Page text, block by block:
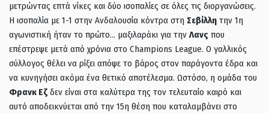
μετρώντας επτά νίκες και δύο ισοπαλίες σε όλες τις διοργανώσεις.
Η ισοπαλία με 1-1 στην Ανδαλουσία κόντρα στη Σεβίλλη την 1η
αγωνιστική ήταν το πρώτο… μαξιλαράκι για την Λανς που
επέστρεψε μετά από χρόνια στο Champions League. Ο γαλλικός
σύλλογος θέλει να ρίξει απόψε το βάρος στον παράγοντα έδρα και
να κυνηγήσει ακόμα ένα θετικό αποτέλεσμα. Ωστόσο, η ομάδα του
Φρανκ Εζ δεν είναι στα καλύτερα της τον τελευταίο καιρό και
αυτό αποδεικνύεται από την 15η θέση που καταλαμβάνει στο